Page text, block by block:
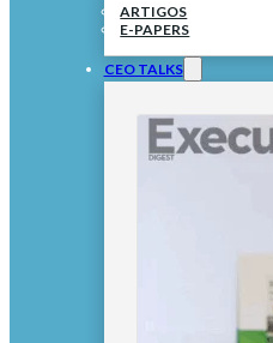
ARTIGOS
E-PAPERS
CEO TALKS